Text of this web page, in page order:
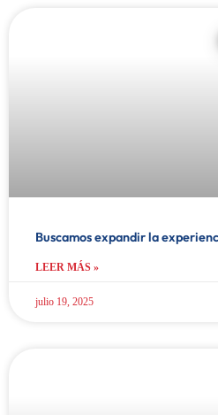
Buscamos expandir la
LEER MÁS »
julio 19, 2025